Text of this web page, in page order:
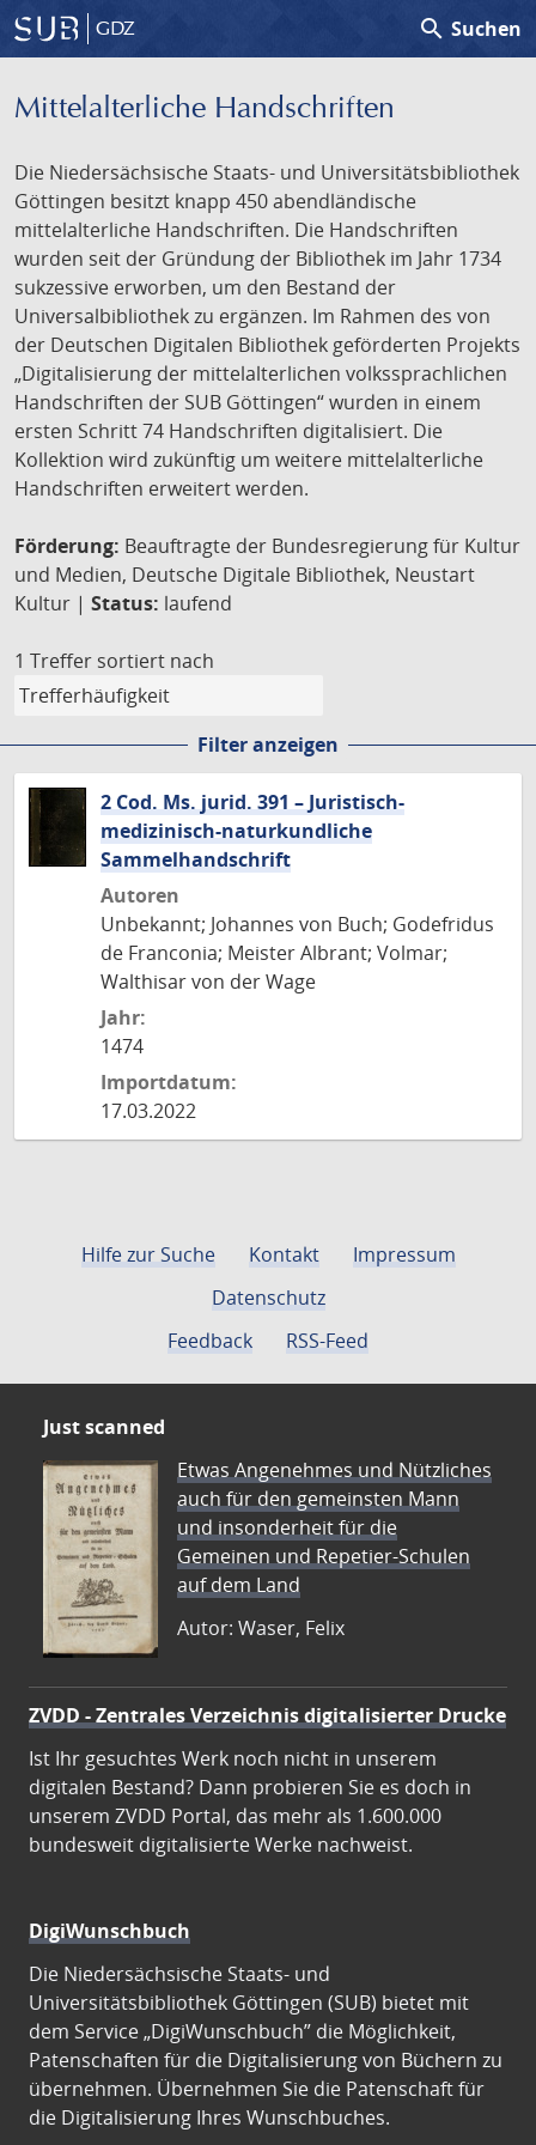
GDZ search Suchen
Mittelalterliche Handschriften
Die Niedersächsische Staats- und Universitätsbibliothek
Göttingen besitzt knapp 450 abendländische
mittelalterliche Handschriften. Die Handschriften
wurden seit der Gründung der Bibliothek im Jahr 1734
sukzessive erworben, um den Bestand der
Universalbibliothek zu ergänzen. Im Rahmen des von
der Deutschen Digitalen Bibliothek geförderten Projekts
„Digitalisierung der mittelalterlichen volkssprachlichen
Handschriften der SUB Göttingen“ wurden in einem
ersten Schritt 74 Handschriften digitalisiert. Die
Kollektion wird zukünftig um weitere mittelalterliche
Handschriften erweitert werden.
Förderung: Beauftragte der Bundesregierung für Kultur
und Medien, Deutsche Digitale Bibliothek, Neustart
Kultur | Status: laufend
1 Treffer sortiert nach
Filter anzeigen
2 Cod. Ms. jurid. 391 – Juristisch-
medizinisch-naturkundliche
Sammelhandschrift
Autoren
Unbekannt; Johannes von Buch; Godefridus
de Franconia; Meister Albrant; Volmar;
Walthisar von der Wage
Jahr:
1474
Importdatum:
17.03.2022
Hilfe zur Suche Kontakt
Impressum
Datenschutz
Feedback
RSS-Feed
Just scanned
Etwas Angenehmes und Nützliches
auch für den gemeinsten Mann
und insonderheit für die
Gemeinen und Repetier-Schulen
auf dem Land
Autor: Waser, Felix
ZVDD - Zentrales Verzeichnis digitalisierter Drucke
Ist Ihr gesuchtes Werk noch nicht in unserem
digitalen Bestand? Dann probieren Sie es doch in
unserem ZVDD Portal, das mehr als 1.600.000
bundesweit digitalisierte Werke nachweist.
DigiWunschbuch
Die Niedersächsische Staats- und
Universitätsbibliothek Göttingen (SUB) bietet mit
dem Service „DigiWunschbuch” die Möglichkeit,
Patenschaften für die Digitalisierung von Büchern zu
übernehmen. Übernehmen Sie die Patenschaft für
die Digitalisierung Ihres Wunschbuches.